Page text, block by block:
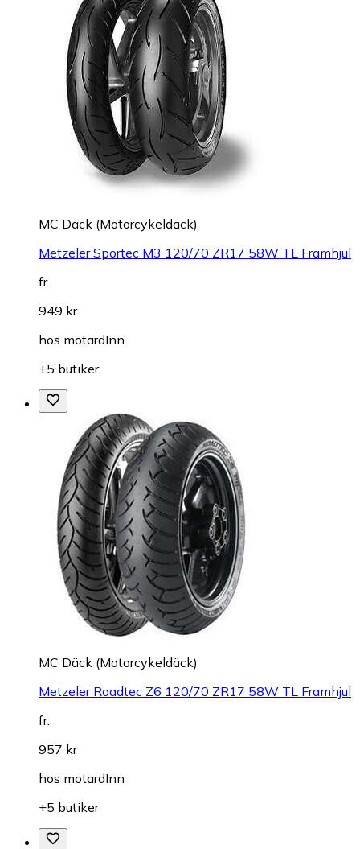
MC Däck (Motorcykeldäck)
Metzeler Sportec M3 120/70 ZR17 58W TL Framhjul
fr.
949 kr
hos motardInn
+5 butiker
MC Däck (Motorcykeldäck)
Metzeler Roadtec Z6 120/70 ZR17 58W TL Framhjul
fr.
957 kr
hos motardInn
+5 butiker